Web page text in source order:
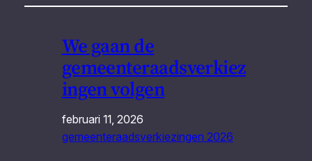
We gaan de
gemeenteraadsverkiez
ingen volgen
februari 11, 2026
gemeenteraadsverkiezingen 2026